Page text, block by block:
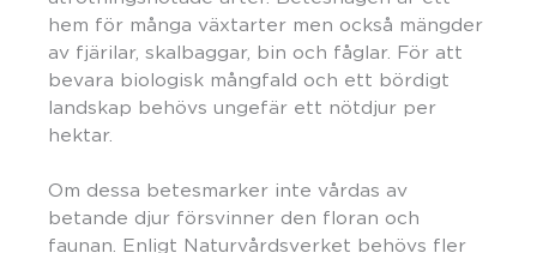
hem för många växtarter men också mängder
av fjärilar, skalbaggar, bin och fåglar. För att
bevara biologisk mångfald och ett bördigt
landskap behövs ungefär ett nötdjur per
hektar.
Om dessa betesmarker inte vårdas av
betande djur försvinner den floran och
faunan. Enligt Naturvårdsverket behövs fler